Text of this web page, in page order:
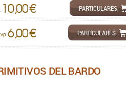
10,00 € PARTICULARES
6,00 € PARTICULARES
DEL BARDO